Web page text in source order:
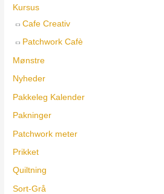
Kursus
Cafe Creativ
Patchwork Cafè
Mønstre
Nyheder
Pakkeleg Kalender
Pakninger
Patchwork meter
Prikket
Quiltning
Sort-Grå